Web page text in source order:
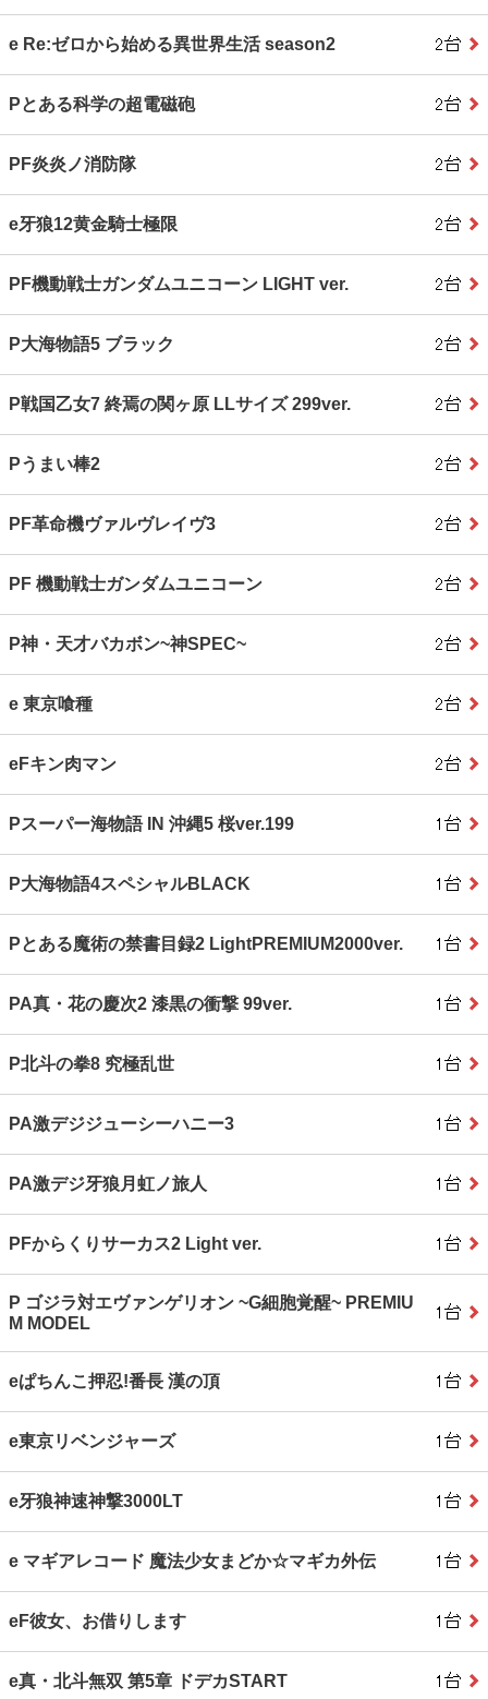
e Re:ゼロから始める異世界生活 season2
Pとある科学の超電磁砲
PF炎炎ノ消防隊
e牙狼12黄金騎士極限
PF機動戦士ガンダムユニコーン LIGHT ver.
P大海物語5 ブラック
P戦国乙女7 終焉の関ヶ原 LLサイズ 299ver.
Pうまい棒2
PF革命機ヴァルヴレイヴ3
PF 機動戦士ガンダムユニコーン
P神・天才バカボン~神SPEC~
e 東京喰種
eFキン肉マン
Pスーパー海物語 IN 沖縄5 桜ver.199
P大海物語4スペシャルBLACK
Pとある魔術の禁書目録2 LightPREMIUM2000ver.
PA真・花の慶次2 漆黒の衝撃 99ver.
P北斗の拳8 究極乱世
PA激デジジューシーハニー3
PA激デジ牙狼月虹ノ旅人
PFからくりサーカス2 Light ver.
P ゴジラ対エヴァンゲリオン ~G細胞覚醒~ PREMIU
M MODEL
eぱちんこ押忍!番長 漢の頂
e東京リベンジャーズ
e牙狼神速神撃3000LT
e マギアレコード 魔法少女まどか☆マギカ外伝
eF彼女、お借りします
e真・北斗無双 第5章 ドデカSTART